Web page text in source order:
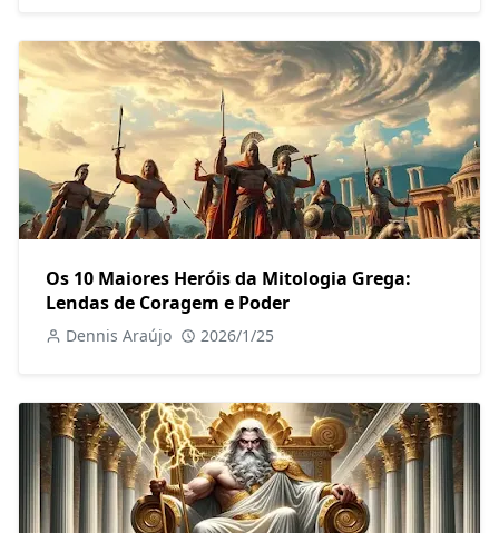
Os 10 Maiores Heróis da Mitologia Grega:
Lendas de Coragem e Poder
Dennis Araújo 2026/1/25